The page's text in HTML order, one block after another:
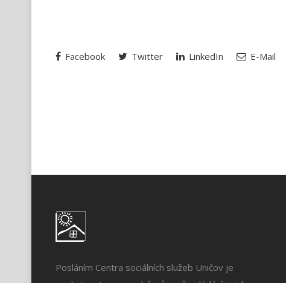
Facebook Twitter LinkedIn E-Mail
Posláním Centra sociálních služeb Uničov je